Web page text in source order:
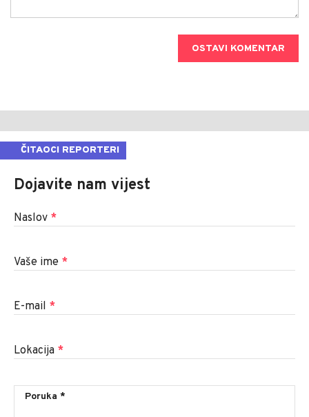
OSTAVI KOMENTAR
ČITAOCI REPORTERI
Dojavite nam vijest
Naslov *
Vaše ime *
E-mail *
Lokacija *